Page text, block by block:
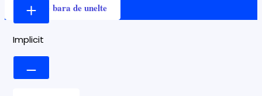
Ascunde bara de unelte
Implicit